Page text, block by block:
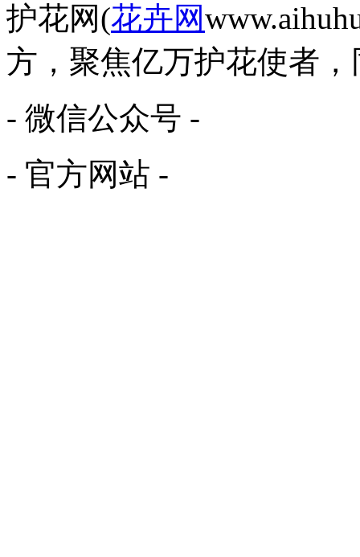
护花网(花卉网
方，聚焦亿万护花使者
- 微信公众号 -
- 官方网站 -